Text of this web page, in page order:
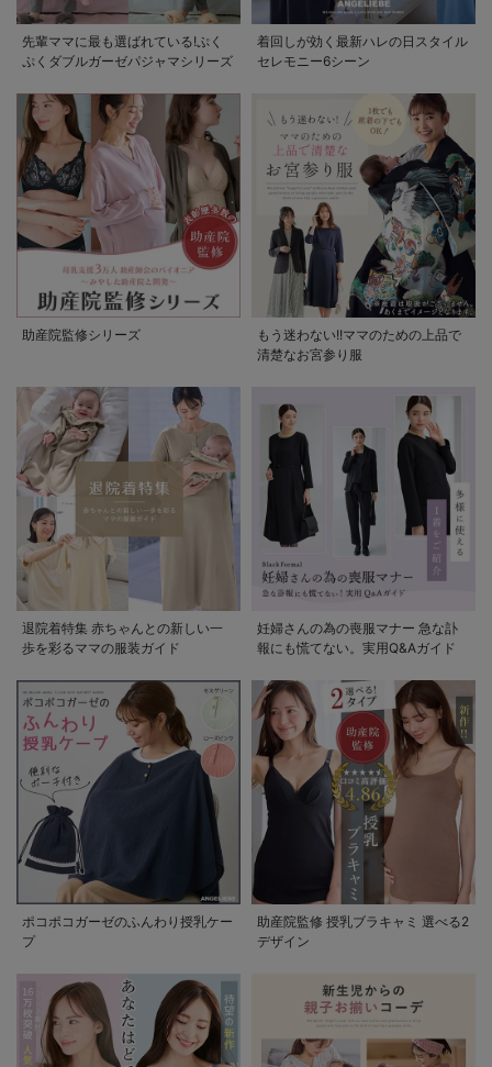
先輩ママに最も選ばれている!ぷく
ぷくダブルガーゼパジャマシリーズ
着回しが効く最新ハレの日スタイル
セレモニー6シーン
助産院監修シリーズ
もう迷わない!!ママのための上品で
清楚なお宮参り服
退院着特集 赤ちゃんとの新しい一
歩を彩るママの服装ガイド
妊婦さんの為の喪服マナー 急な訃
報にも慌てない。実用Q&Aガイド
ポコポコガーゼのふんわり授乳ケー
プ
助産院監修 授乳ブラキャミ 選べる2
デザイン